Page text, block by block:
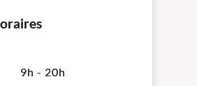
9h - 20h